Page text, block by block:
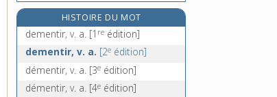
démesuré, -ée, adj.
démesurément, adv.
démeublement, n. m.
eédition]
HISTOIRE DU MOT
dementir, v. a. [1 re édition]
dementir, v. a. [2e édition]
démentir, v. a. [3e édition]
démentir, v. a. [4e édition]